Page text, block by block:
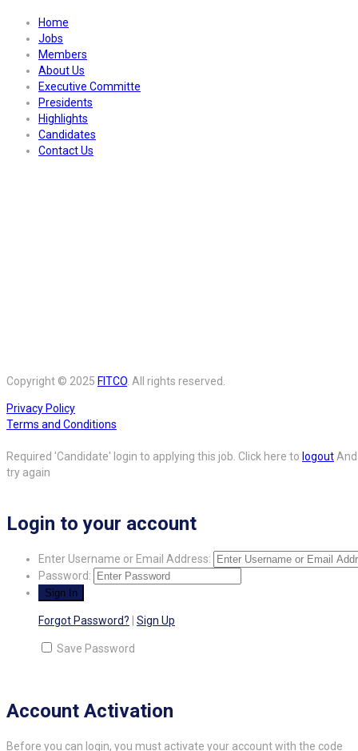
Home
Jobs
Members
About Us
Executive Committe
Presidents
Highlights
Candidates
Contact Us
Copyright © 2025 FITCO . All rights reserved.
Privacy Policy
Terms and Conditions
Required 'Candidate' login to applying this job. Click here to logout And
try again
Login to your account
Enter Username or Email Address:
Password:
Forgot Password? Sign Up
Save Password
Account Activation
Before you can login, you must activate your account with the code